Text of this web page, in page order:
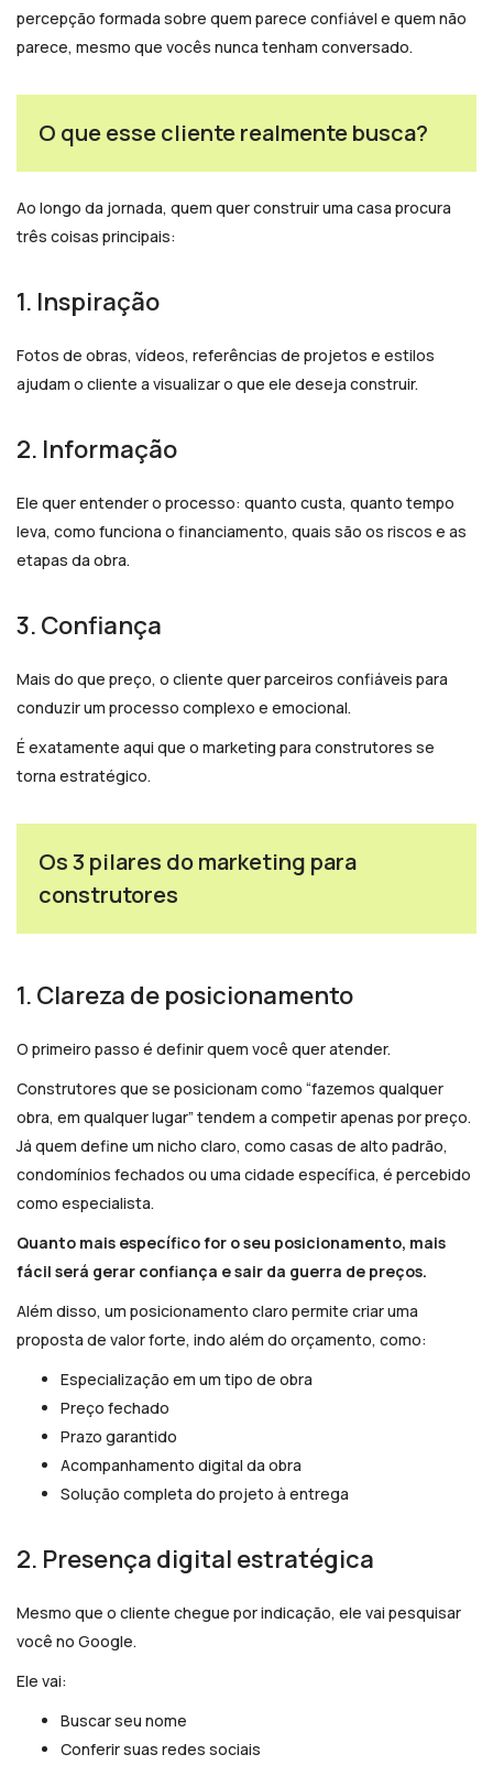
percepção formada sobre quem parece confiável e quem não
parece, mesmo que vocês nunca tenham conversado.
O que esse cliente realmente busca?
Ao longo da jornada, quem quer construir uma casa procura
três coisas principais:
1. Inspiração
Fotos de obras, vídeos, referências de projetos e estilos
ajudam o cliente a visualizar o que ele deseja construir.
2. Informação
Ele quer entender o processo: quanto custa, quanto tempo
leva, como funciona o financiamento, quais são os riscos e as
etapas da obra.
3. Confiança
Mais do que preço, o cliente quer parceiros confiáveis para
conduzir um processo complexo e emocional.
É exatamente aqui que o marketing para construtores se
torna estratégico.
Os 3 pilares do marketing para
construtores
1. Clareza de posicionamento
O primeiro passo é definir quem você quer atender.
Construtores que se posicionam como “fazemos qualquer
obra, em qualquer lugar” tendem a competir apenas por preço.
Já quem define um nicho claro, como casas de alto padrão,
condomínios fechados ou uma cidade específica, é percebido
como especialista.
Quanto mais específico for o seu posicionamento, mais
fácil será gerar confiança e sair da guerra de preços.
Além disso, um posicionamento claro permite criar uma
proposta de valor forte, indo além do orçamento, como:
Especialização em um tipo de obra
Preço fechado
Prazo garantido
Acompanhamento digital da obra
Solução completa do projeto à entrega
2. Presença digital estratégica
Mesmo que o cliente chegue por indicação, ele vai pesquisar
você no Google.
Ele vai:
Buscar seu nome
Conferir suas redes sociais